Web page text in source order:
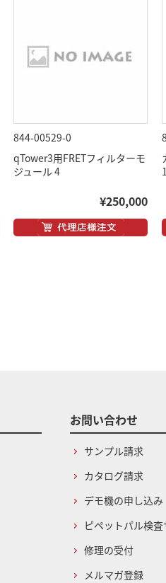
844-00529-0
qTower3用FRETフィルターモ
ジュール 4
¥250,000
1
お問い合わせ
サンプル請求
カタログ請求
デモ機の申し込み
ピペットパル検
修理の受付
メルマガ登録